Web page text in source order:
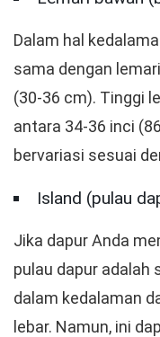
Dalam hal
sama dengan
(30-36 cm). Tinggi
antara 34-36 inci
bervariasi sesuai
Island (pulau
Jika dapur Anda
pulau dapur adalah
dalam kedalaman
lebar. Namun, ini